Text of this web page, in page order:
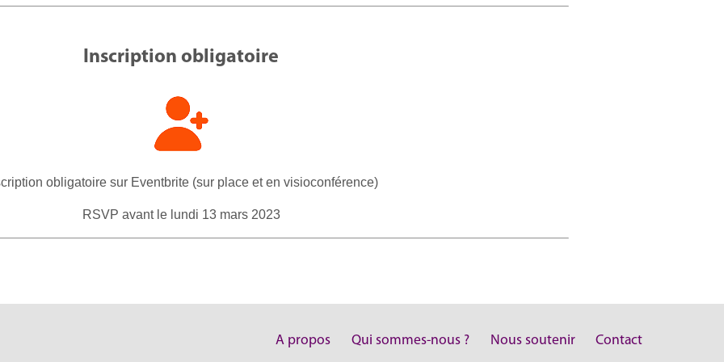
Inscription obligatoire
obligatoire sur Eventbrite (sur place et en visioconférence)
RSVP avant le lundi 13 mars 2023
A propos Qui sommes-nous ? Nous soutenir Contact